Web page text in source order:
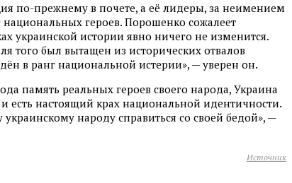
по-прежнему в почете, а её лидеры, за неимением
героев. Порошенко сожалеет
украинской истории явно ничего не изменится.
того был вытащен из исторических отвалов
в ранг национальной истерии», — уверен он.
память реальных героев своего народа, Украина
есть настоящий крах национальной идентичности.
народу справиться со своей бедой», —
Источник